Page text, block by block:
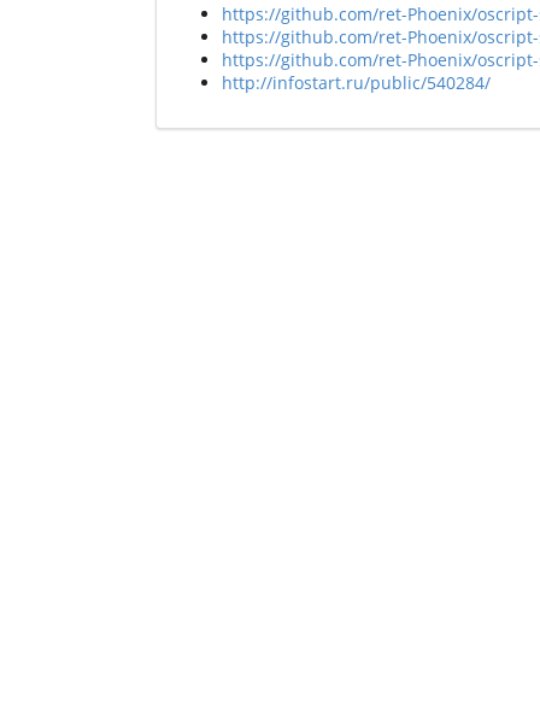
https://github.com/ret-Phoenix/
https://github.com/ret-Phoenix/
https://github.com/ret-Phoenix/
http://infostart.ru/public/540284/